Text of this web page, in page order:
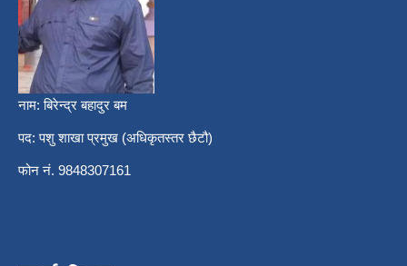
नाम: बिरेन्द्र बहादुर बम
पद: पशु शाखा प्रमुख (अधिकृतस्तर छैटौ)
फोन नं. 9848307161